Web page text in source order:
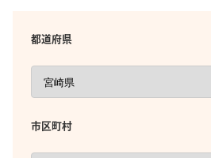
都道府県
市区町村